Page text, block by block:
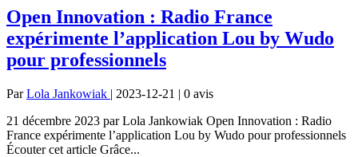
Open Innovation : Radio France
expérimente l’application Lou by Wudo
pour professionnels
ParLola Jankowiak | 2023-12-21 | 0 avis
21 décembre 2023 par Lola Jankowiak Open Innovation : Radio
France expérimente l’application Lou by Wudo pour professionnels
Écouter cet article Grâce...